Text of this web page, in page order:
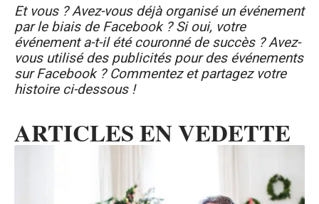
Et vous ? Avez-vous déjà organisé un événement
par le biais de Facebook ? Si oui, votre
événement a-t-il été couronné de succès ? Avez-
vous utilisé des publicités pour des événements
sur Facebook ? Commentez et partagez votre
histoire ci-dessous !
ARTICLES EN VEDETTE